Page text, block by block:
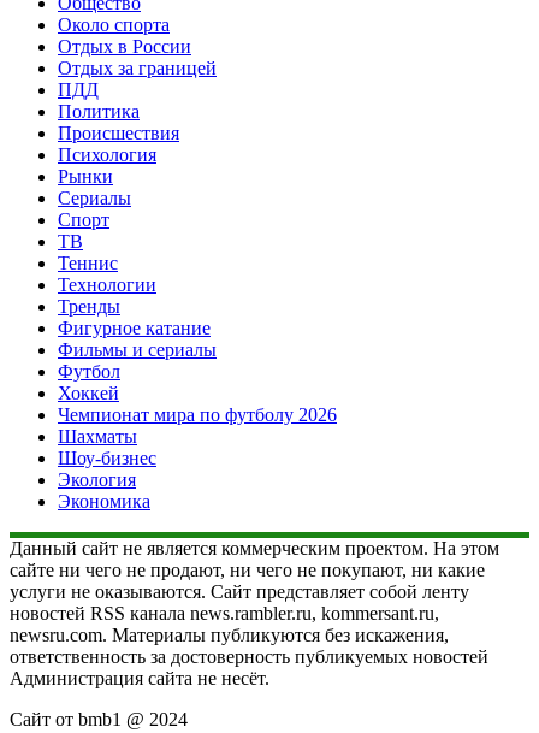
Около спорта
Отдых в России
Отдых за границей
ПДД
Политика
Происшествия
Психология
Рынки
Сериалы
Спорт
ТВ
Теннис
Технологии
Тренды
Фигурное катание
Фильмы и сериалы
Футбол
Хоккей
Чемпионат мира по футболу 2026
Шахматы
Шоу-бизнес
Экология
Экономика
Данный сайт не является коммерческим проектом. На этом
сайте ни чего не продают, ни чего не покупают, ни какие
услуги не оказываются. Сайт представляет собой ленту
новостей RSS канала news.rambler.ru, kommersant.ru,
newsru.com. Материалы публикуются без искажения,
ответственность за достоверность публикуемых новостей
Администрация сайта не несёт.
Сайт от bmb1 @ 2024